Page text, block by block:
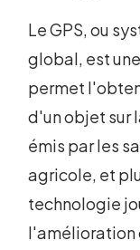
Le GPS, ou
global, est
permet
d'un objet sur
émis par les
agricole, et
technologie
l'amélioration